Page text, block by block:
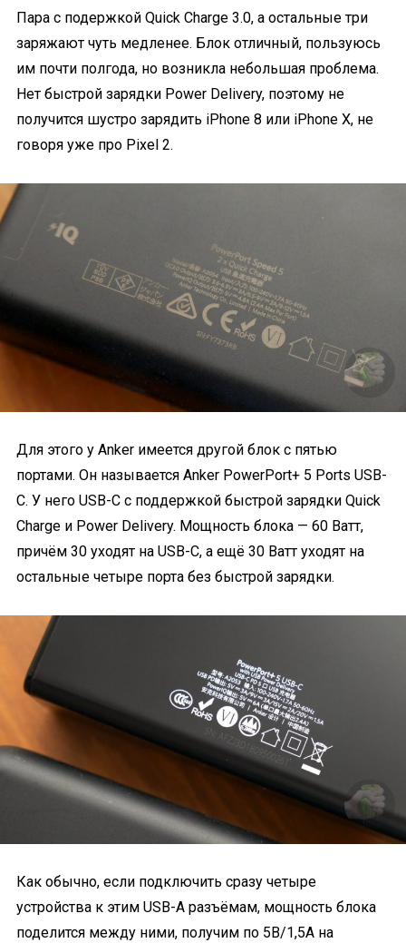
Пара с подержкой Quick Charge 3.0, а остальные три
заряжают чуть медленее. Блок отличный, пользуюсь
им почти полгода, но возникла небольшая проблема.
Нет быстрой зарядки Power Delivery, поэтому не
получится шустро зарядить iPhone 8 или iPhone X, не
говоря уже про Pixel 2.
Для этого у Anker имеется другой блок с пятью
портами. Он называется Anker PowerPort+ 5 Ports USB-
C. У него USB-C с поддержкой быстрой зарядки Quick
Charge и Power Delivery. Мощность блока — 60 Ватт,
причём 30 уходят на USB-C, а ещё 30 Ватт уходят на
остальные четыре порта без быстрой зарядки.
Как обычно, если подключить сразу четыре
устройства к этим USB-A разъёмам, мощность блока
поделится между ними, получим по 5В/1,5А на